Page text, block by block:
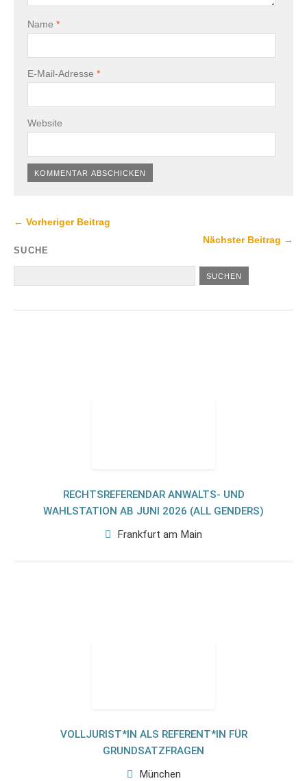
Name *
E-Mail-Adresse *
Website
← Vorheriger Beitrag
Nächster Beitrag →
SUCHE
RECHTSREFERENDAR ANWALTS- UND
WAHLSTATION AB JUNI 2026 (ALL GENDERS)
Frankfurt am Main
VOLLJURIST*IN ALS REFERENT*IN FÜR
GRUNDSATZFRAGEN
München